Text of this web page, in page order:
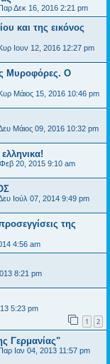
Δεκ 16, 2016 2:21 pm
και της εικόνος
Ιουν 12, 2016 12:27 pm
Μυροφόρες. Ο
Μάιος 15, 2016 10:46 pm
Μάιος 09, 2016 10:32 pm
20, 2015 9:10 am
Ιούλ 07, 2014 9:49 pm
της
4:56 am
8:21 pm
5:23 pm
1 2
Γερμανίας"
Ιαν 04, 2013 11:57 pm